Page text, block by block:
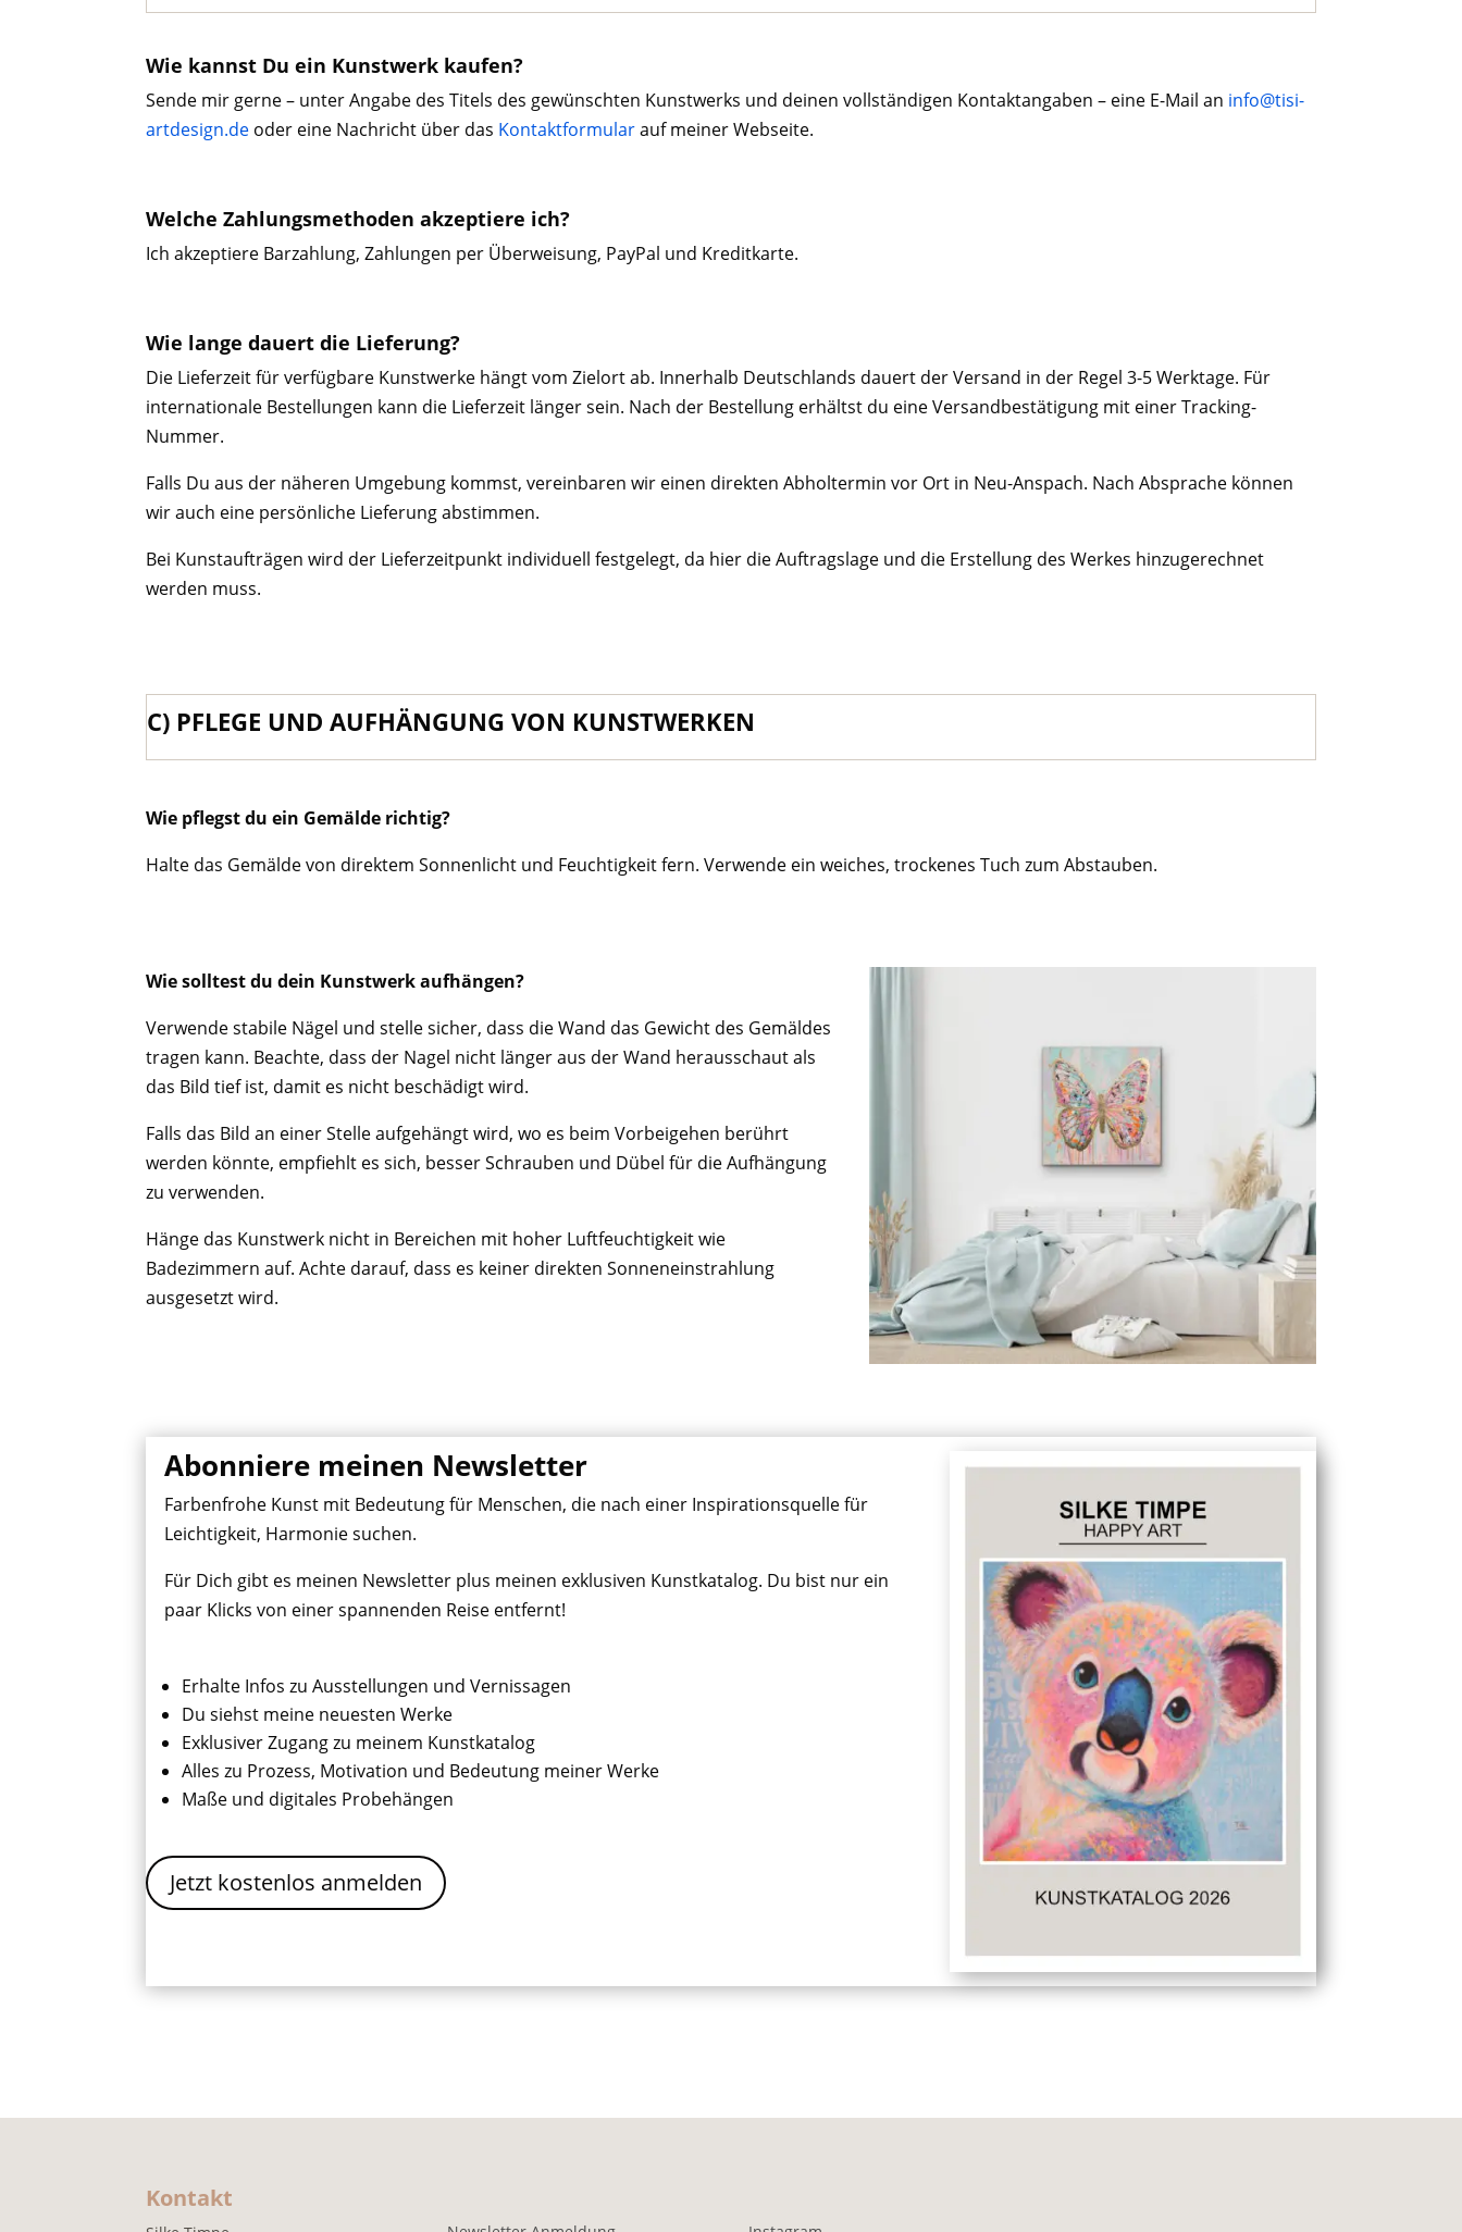
Wie kannst Du ein Kunstwerk kaufen?
Sende mir gerne – unter Angabe des Titels des gewünschten Kunstwerks und deinen vollständigen Kontaktangaben – eine E-Mail an info@tisi-
artdesign.de oder eine Nachricht über das Kontaktformularauf meiner Webseite.
Welche Zahlungsmethoden akzeptiere ich?
Ich akzeptiere Barzahlung, Zahlungen per Überweisung, PayPal und Kreditkarte.
Wie lange dauert die Lieferung?
Die Lieferzeit für verfügbare Kunstwerke hängt vom Zielort ab. Innerhalb Deutschlands dauert der Versand in der Regel 3-5 Werktage. Für
internationale Bestellungen kann die Lieferzeit länger sein. Nach der Bestellung erhältst du eine Versandbestätigung mit einer Tracking-
Nummer.
Falls Du aus der näheren Umgebung kommst, vereinbaren wir einen direkten Abholtermin vor Ort in Neu-Anspach. Nach Absprache können
wir auch eine persönliche Lieferung abstimmen.
Bei Kunstaufträgen wird der Lieferzeitpunkt individuell festgelegt, da hier die Auftragslage und die Erstellung des Werkes hinzugerechnet
werden muss.
C) PFLEGE UND AUFHÄNGUNG VON KUNSTWERKEN
Wie pflegst du ein Gemälde richtig?
Halte das Gemälde von direktem Sonnenlicht und Feuchtigkeit fern. Verwende ein weiches, trockenes Tuch zum Abstauben.
Wie solltest du dein Kunstwerk aufhängen?
Verwende stabile Nägel und stelle sicher, dass die Wand das Gewicht des Gemäldes
tragen kann. Beachte, dass der Nagel nicht länger aus der Wand herausschaut als
das Bild tief ist, damit es nicht beschädigt wird.
Falls das Bild an einer Stelle aufgehängt wird, wo es beim Vorbeigehen berührt
werden könnte, empfiehlt es sich, besser Schrauben und Dübel für die Aufhängung
zu verwenden.
Hänge das Kunstwerk nicht in Bereichen mit hoher Luftfeuchtigkeit wie
Badezimmern auf. Achte darauf, dass es keiner direkten Sonneneinstrahlung
ausgesetzt wird.
Abonniere meinen Newsletter
Farbenfrohe Kunst mit Bedeutung für Menschen, die nach einer Inspirationsquelle für
Leichtigkeit, Harmonie suchen.
Für Dich gibt es meinen Newsletter plus meinen exklusiven Kunstkatalog. Du bist nur ein
paar Klicks von einer spannenden Reise entfernt!
Erhalte Infos zu Ausstellungen und Vernissagen
Du siehst meine neuesten Werke
Exklusiver Zugang zu meinem Kunstkatalog
Alles zu Prozess, Motivation und Bedeutung meiner Werke
Maße und digitales Probehängen
Jetzt kostenlos anmelden
Kontakt